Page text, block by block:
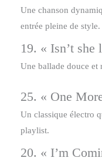
Une chanson
entrée pleine de style.
19. « Isn’t
Une ballade douce et
25. « One
Un classique électro
playlist.
20. « I’m